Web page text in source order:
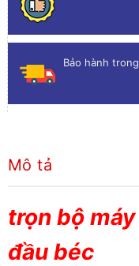
Bảo hành
Mô tả
trọn bộ
đầu béc